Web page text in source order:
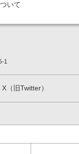
いて
1
X（旧Twitter）